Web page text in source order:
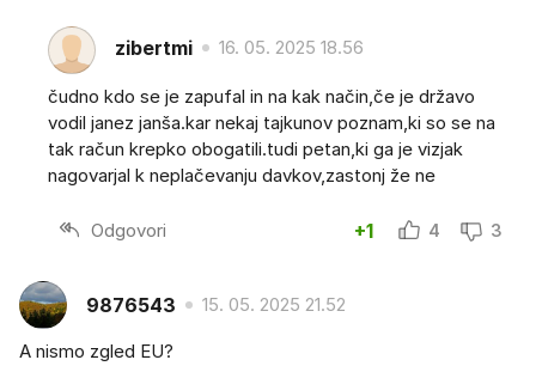
zibertmi 16. 05. 2025 18.56
čudno kdo se je zapufal in na kak način,če je državo
vodil janez janša.kar nekaj tajkunov poznam,ki so se na
tak račun krepko obogatili.tudi petan,ki ga je vizjak
nagovarjal k neplačevanju davkov,zastonj že ne
Odgovori +1 4 3
9876543 15. 05. 2025 21.52
A nismo zgled EU?